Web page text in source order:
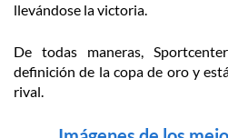
llevándose la victoria.
De todas maneras,
definición de la copa de oro y
rival.